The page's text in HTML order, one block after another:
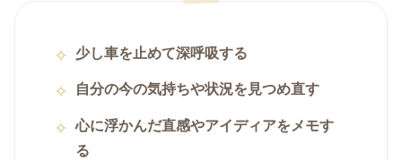
少し車を止めて深呼吸する
自分の今の気持ちや状況を見つめ直す
心に浮かんだ直感やアイディアをメモす
る